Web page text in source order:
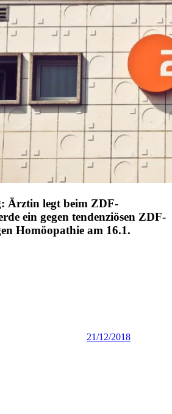
Ärztin legt beim ZDF-
ein gegen tendenziösen ZDF-
Homöopathie am 16.1.
21/12/2018